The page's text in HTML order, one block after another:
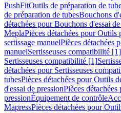
PushFitOutils de préparation de
de préparation de tubesBouchons
détachées pour Bouchons d'essai
MeplaPièces détachées pour
sertissage manuelPièces détachées
manuelSertisseuses compatibilité [1]
Sertisseuses compatibilité [1]
détachées pour Sertisseuses
tubesPièces détachées pour Outils
d'essai de pressionPièces
pressionÉquipement de contrôle
MapressPièces détachées pour